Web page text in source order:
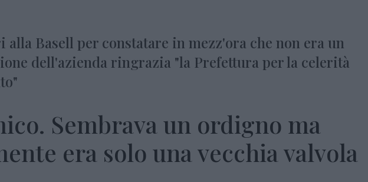
Basell per constatare in mezz'ora che non era un
dell'azienda ringrazia "la Prefettura per la celerità
Sembrava un ordigno ma
era solo una vecchia valvola